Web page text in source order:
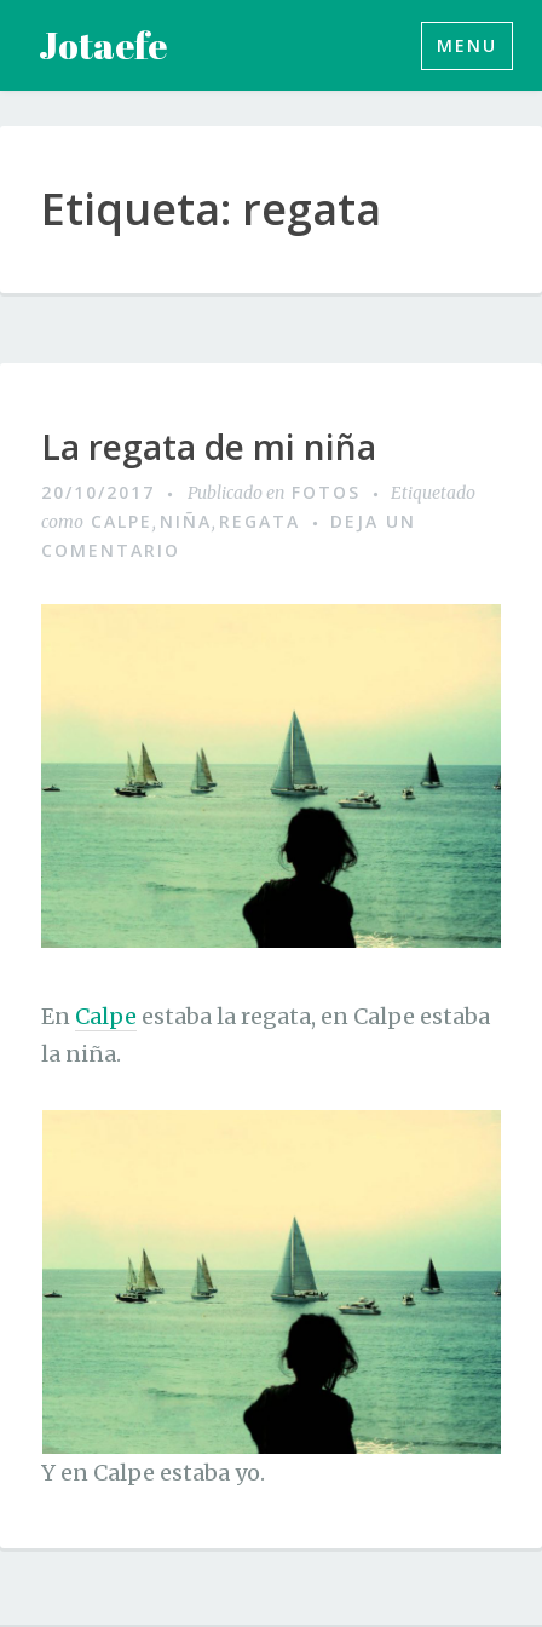
contenido
Jotaefe MENU
Etiqueta: regata
La regata de mi niña
20/10/2017 Publicado en FOTOS
Etiquetado
como CALPE, NIÑA, REGATA
DEJA UN
COMENTARIO
En Calpe estaba la regata, en Calpe estaba
la niña.
Y en Calpe estaba yo.